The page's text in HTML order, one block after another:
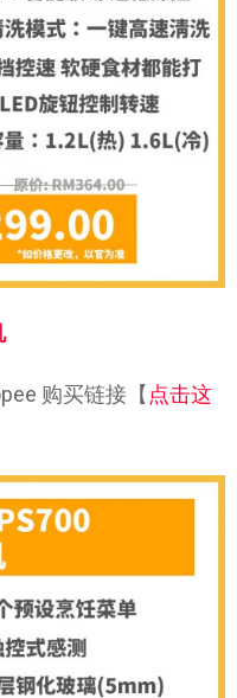
购买链接【 点击这